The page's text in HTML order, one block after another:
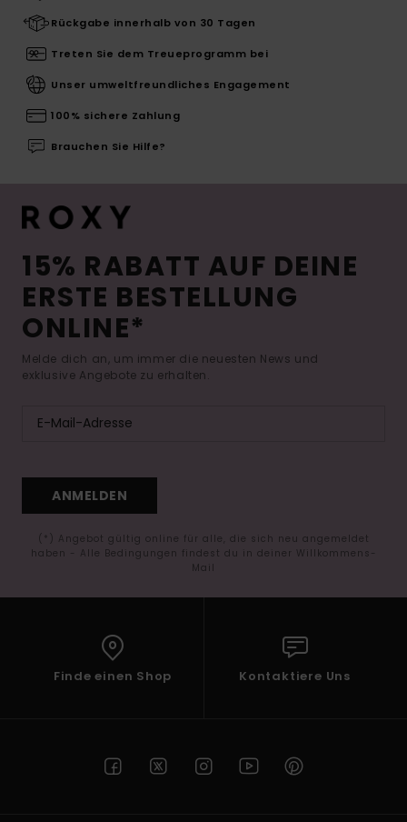
Rückgabe innerhalb von 30 Tagen
Treten Sie dem Treueprogramm bei
Unser umweltfreundliches Engagement
100% sichere Zahlung
Brauchen Sie Hilfe?
15% RABATT AUF DEINE
ERSTE BESTELLUNG
ONLINE*
Melde dich an, um immer die neuesten News und
exklusive Angebote zu erhalten.
ANMELDEN
(*) Angebot gültig online für alle, die sich neu angemeldet
haben - Alle Bedingungen findest du in deiner Willkommens-
Mail
Finde einen Shop Kontaktiere Uns